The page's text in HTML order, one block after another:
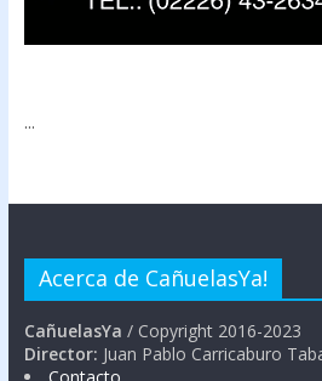
...
Acerca de CañuelasYa!
CañuelasYa / Copyright 2016-2023
Director: Juan Pablo Carricaburo